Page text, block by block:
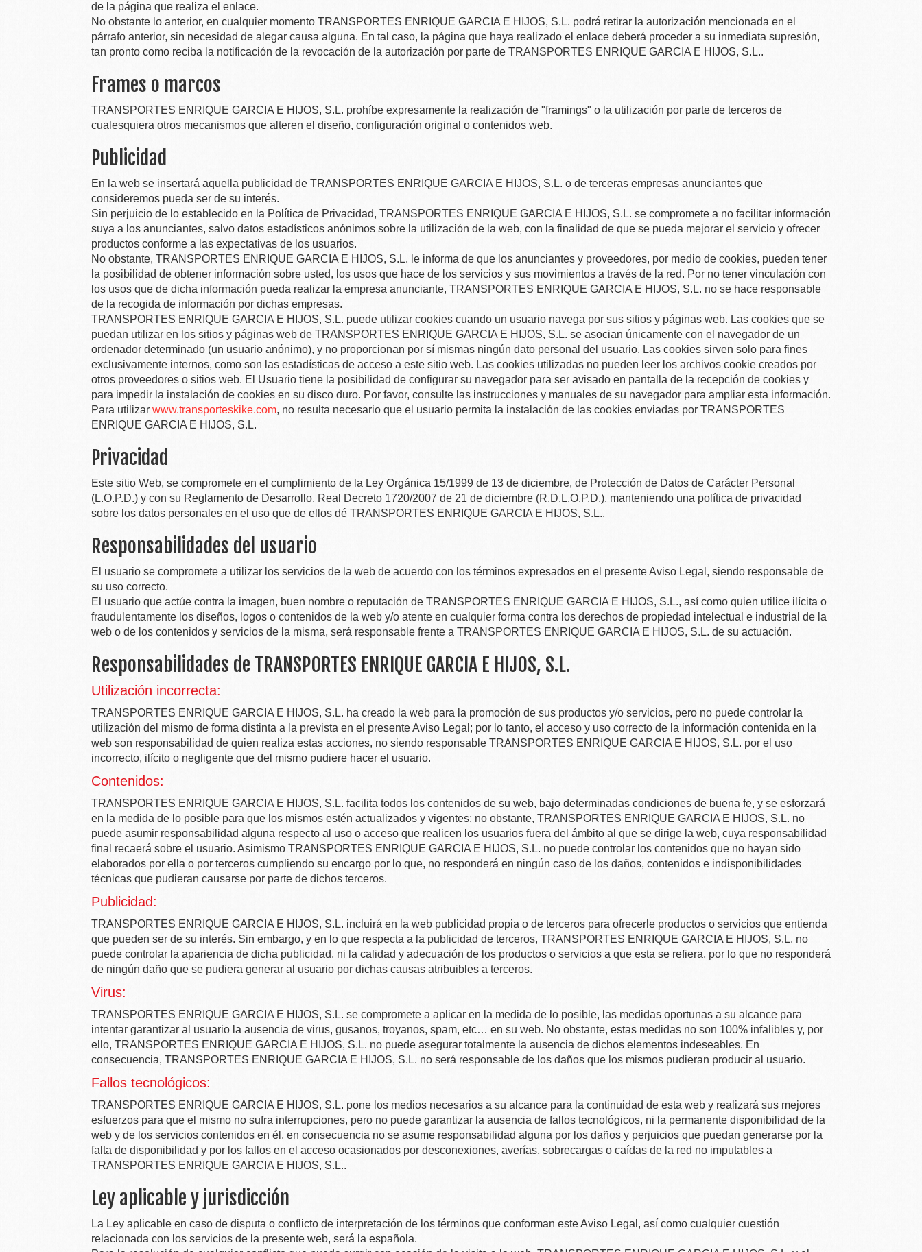
de la página que realiza el enlace.
No obstante lo anterior, en cualquier momento TRANSPORTES ENRIQUE GARCIA E HIJOS, S.L. podrá retirar la autorización mencionada en el
párrafo anterior, sin necesidad de alegar causa alguna. En tal caso, la página que haya realizado el enlace deberá proceder a su inmediata supresión,
tan pronto como reciba la notificación de la revocación de la autorización por parte de TRANSPORTES ENRIQUE GARCIA E HIJOS, S.L..
Frames o marcos
TRANSPORTES ENRIQUE GARCIA E HIJOS, S.L. prohíbe expresamente la realización de "framings" o la utilización por parte de terceros de
cualesquiera otros mecanismos que alteren el diseño, configuración original o contenidos web.
Publicidad
En la web se insertará aquella publicidad de TRANSPORTES ENRIQUE GARCIA E HIJOS, S.L. o de terceras empresas anunciantes que
consideremos pueda ser de su interés.
Sin perjuicio de lo establecido en la Política de Privacidad, TRANSPORTES ENRIQUE GARCIA E HIJOS, S.L. se compromete a no facilitar información
suya a los anunciantes, salvo datos estadísticos anónimos sobre la utilización de la web, con la finalidad de que se pueda mejorar el servicio y ofrecer
productos conforme a las expectativas de los usuarios.
No obstante, TRANSPORTES ENRIQUE GARCIA E HIJOS, S.L. le informa de que los anunciantes y proveedores, por medio de cookies, pueden tener
la posibilidad de obtener información sobre usted, los usos que hace de los servicios y sus movimientos a través de la red. Por no tener vinculación con
los usos que de dicha información pueda realizar la empresa anunciante, TRANSPORTES ENRIQUE GARCIA E HIJOS, S.L. no se hace responsable
de la recogida de información por dichas empresas.
TRANSPORTES ENRIQUE GARCIA E HIJOS, S.L. puede utilizar cookies cuando un usuario navega por sus sitios y páginas web. Las cookies que se
puedan utilizar en los sitios y páginas web de TRANSPORTES ENRIQUE GARCIA E HIJOS, S.L. se asocian únicamente con el navegador de un
ordenador determinado (un usuario anónimo), y no proporcionan por sí mismas ningún dato personal del usuario. Las cookies sirven solo para fines
exclusivamente internos, como son las estadísticas de acceso a este sitio web. Las cookies utilizadas no pueden leer los archivos cookie creados por
otros proveedores o sitios web. El Usuario tiene la posibilidad de configurar su navegador para ser avisado en pantalla de la recepción de cookies y
para impedir la instalación de cookies en su disco duro. Por favor, consulte las instrucciones y manuales de su navegador para ampliar esta información.
Para utilizar www.transporteskike.com, no resulta necesario que el usuario permita la instalación de las cookies enviadas por TRANSPORTES
ENRIQUE GARCIA E HIJOS, S.L.
Privacidad
Este sitio Web, se compromete en el cumplimiento de la Ley Orgánica 15/1999 de 13 de diciembre, de Protección de Datos de Carácter Personal
(L.O.P.D.) y con su Reglamento de Desarrollo, Real Decreto 1720/2007 de 21 de diciembre (R.D.L.O.P.D.), manteniendo una política de privacidad
sobre los datos personales en el uso que de ellos dé TRANSPORTES ENRIQUE GARCIA E HIJOS, S.L..
Responsabilidades del usuario
El usuario se compromete a utilizar los servicios de la web de acuerdo con los términos expresados en el presente Aviso Legal, siendo responsable de
su uso correcto.
El usuario que actúe contra la imagen, buen nombre o reputación de TRANSPORTES ENRIQUE GARCIA E HIJOS, S.L., así como quien utilice ilícita o
fraudulentamente los diseños, logos o contenidos de la web y/o atente en cualquier forma contra los derechos de propiedad intelectual e industrial de la
web o de los contenidos y servicios de la misma, será responsable frente a TRANSPORTES ENRIQUE GARCIA E HIJOS, S.L. de su actuación.
Responsabilidades de TRANSPORTES ENRIQUE GARCIA E HIJOS, S.L.
Utilización incorrecta:
TRANSPORTES ENRIQUE GARCIA E HIJOS, S.L. ha creado la web para la promoción de sus productos y/o servicios, pero no puede controlar la
utilización del mismo de forma distinta a la prevista en el presente Aviso Legal; por lo tanto, el acceso y uso correcto de la información contenida en la
web son responsabilidad de quien realiza estas acciones, no siendo responsable TRANSPORTES ENRIQUE GARCIA E HIJOS, S.L. por el uso
incorrecto, ilícito o negligente que del mismo pudiere hacer el usuario.
Contenidos:
TRANSPORTES ENRIQUE GARCIA E HIJOS, S.L. facilita todos los contenidos de su web, bajo determinadas condiciones de buena fe, y se esforzará
en la medida de lo posible para que los mismos estén actualizados y vigentes; no obstante, TRANSPORTES ENRIQUE GARCIA E HIJOS, S.L. no
puede asumir responsabilidad alguna respecto al uso o acceso que realicen los usuarios fuera del ámbito al que se dirige la web, cuya responsabilidad
final recaerá sobre el usuario. Asimismo TRANSPORTES ENRIQUE GARCIA E HIJOS, S.L. no puede controlar los contenidos que no hayan sido
elaborados por ella o por terceros cumpliendo su encargo por lo que, no responderá en ningún caso de los daños, contenidos e indisponibilidades
técnicas que pudieran causarse por parte de dichos terceros.
Publicidad:
TRANSPORTES ENRIQUE GARCIA E HIJOS, S.L. incluirá en la web publicidad propia o de terceros para ofrecerle productos o servicios que entienda
que pueden ser de su interés. Sin embargo, y en lo que respecta a la publicidad de terceros, TRANSPORTES ENRIQUE GARCIA E HIJOS, S.L. no
puede controlar la apariencia de dicha publicidad, ni la calidad y adecuación de los productos o servicios a que esta se refiera, por lo que no responderá
de ningún daño que se pudiera generar al usuario por dichas causas atribuibles a terceros.
Virus:
TRANSPORTES ENRIQUE GARCIA E HIJOS, S.L. se compromete a aplicar en la medida de lo posible, las medidas oportunas a su alcance para
intentar garantizar al usuario la ausencia de virus, gusanos, troyanos, spam, etc… en su web. No obstante, estas medidas no son 100% infalibles y, por
ello, TRANSPORTES ENRIQUE GARCIA E HIJOS, S.L. no puede asegurar totalmente la ausencia de dichos elementos indeseables. En
consecuencia, TRANSPORTES ENRIQUE GARCIA E HIJOS, S.L. no será responsable de los daños que los mismos pudieran producir al usuario.
Fallos tecnológicos:
TRANSPORTES ENRIQUE GARCIA E HIJOS, S.L. pone los medios necesarios a su alcance para la continuidad de esta web y realizará sus mejores
esfuerzos para que el mismo no sufra interrupciones, pero no puede garantizar la ausencia de fallos tecnológicos, ni la permanente disponibilidad de la
web y de los servicios contenidos en él, en consecuencia no se asume responsabilidad alguna por los daños y perjuicios que puedan generarse por la
falta de disponibilidad y por los fallos en el acceso ocasionados por desconexiones, averías, sobrecargas o caídas de la red no imputables a
TRANSPORTES ENRIQUE GARCIA E HIJOS, S.L..
Ley aplicable y jurisdicción
La Ley aplicable en caso de disputa o conflicto de interpretación de los términos que conforman este Aviso Legal, así como cualquier cuestión
relacionada con los servicios de la presente web, será la española.